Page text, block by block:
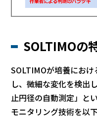
SOLTIMOの
SOLTIMOが培養にお
し、微細な変化を検出
止円径の自動測定」と
モニタリング技術を以